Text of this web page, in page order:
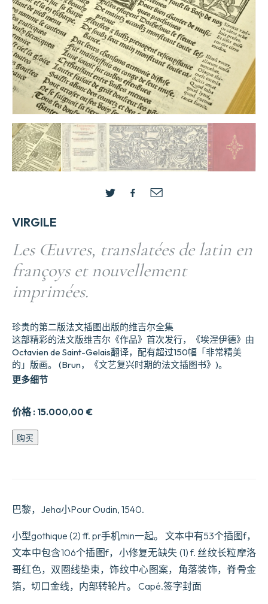
VIRGILE
Les Œuvres, translatées de latin en
françoys et nouvellement
imprimées.
价格 : 15.000,00 €
珍贵的第二版法文插图出版的维吉尔全集
这部精彩的法文版维吉尔《作品》首次发行，《埃涅伊德》由
Octavien de Saint-Gelais翻译，配有超过150幅「非常精美
的」版画。 (Brun，《文艺复兴时期的法文插图书》)。
更多细节
Les
Œuvres,
et
imprimées.
数
量
购买
巴黎，Jeha小Pour Oudin, 1540.
小型gothique (2) ff. pr手机min一起。 文本中有53个插图f，
文本中包含106个插图f，小修复无缺失 (1) f. 丝纹长粒摩洛
哥红色，双圈线垫束，饰纹中心图案，角落装饰，脊骨金
箔，切口金线，内部转轮片。 Capé.签字封面